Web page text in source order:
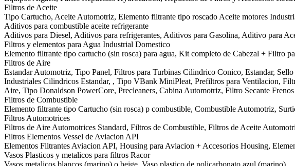
Filtros de Aceite
Tipo Cartucho, Aceite Automotriz, Elemento filtrante tipo roscado Aceite motores
Aditivos para combustible aceite refrigerante
Aditivos para Diesel, Aditivos para refrigerantes, Aditivos para Gasolina, Aditivo para
Filtros y elementos para Agua Industrial Domestico
Elemento filtrante tipo cartucho (sin rosca) para agua, Kit completo de Cabezal + Filtro
Filtros de Aire
Estandar Automotriz, Tipo Panel, Filtros para Turbinas Cilindrico Conico, Estandar,
Industriales Cilindricos Estandar, , Tipo VBank MiniPleat, Prefiltros para Ventilacion,
Aire, Tipo Donaldson PowerCore, Precleaners, Cabina Automotriz, Filtro Secante
Filtros de Combustible
Elemento filtrante tipo Cartucho (sin rosca) p combustible, Combustible Automotriz,
Filtros Automotrices
Filtros de Aire Automotrices Standard, Filtros de Combustible, Filtros de Aceite
Filtros Elementos Vessel de Aviacion API
Elementos Filtrantes Aviacion API, Housing para Aviacion + Accesorios Housing,
Vasos Plasticos y metalicos para filtros Racor